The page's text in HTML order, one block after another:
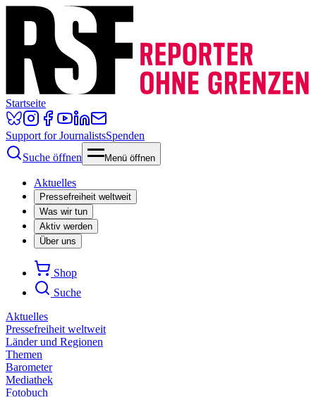
Startseite
Support for JournalistsSpenden
Suche öffnen
Menü öffnen
Aktuelles
Pressefreiheit weltweit
Was wir tun
Aktiv werden
Über uns
Shop
Suche
Aktuelles
Pressefreiheit weltweit
Länder und Regionen
Themen
Barometer
Mediathek
Fotobuch